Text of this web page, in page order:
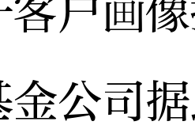
客户画
金公司